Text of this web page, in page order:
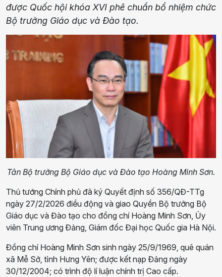
được Quốc hội khóa XVI phê chuẩn bổ nhiệm chức
Bộ trưởng Giáo dục và Đào tạo.
Tân Bộ trưởng Bộ Giáo dục và Đào tạo Hoàng Minh Sơn.
Thủ tướng Chính phủ đã ký Quyết định số 356/QĐ-TTg
ngày 27/2/2026 điều động và giao Quyền Bộ trưởng Bộ
Giáo dục và Đào tạo cho đồng chí Hoàng Minh Sơn, Ủy
viên Trung ương Đảng, Giám đốc Đại học Quốc gia Hà Nội.
Đồng chí Hoàng Minh Sơn sinh ngày 25/9/1969, quê quán
xã Mễ Sở, tỉnh Hưng Yên; được kết nạp Đảng ngày
30/12/2004; có trình độ lí luận chính trị Cao cấp.